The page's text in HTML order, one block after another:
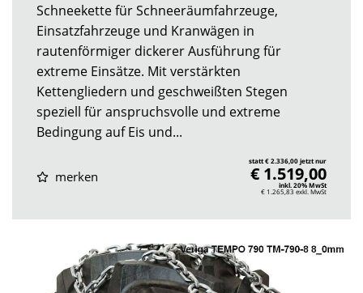
Schneekette für Schneeräumfahrzeuge,
Einsatzfahrzeuge und Kranwägen in
rautenförmiger dickerer Ausführung für
extreme Einsätze. Mit verstärkten
Kettengliedern und geschweißten Stegen
speziell für anspruchsvolle und extreme
Bedingung auf Eis und...
merken
statt € 2.336,00 jetzt nur
€ 1.519,00
inkl. 20% MwSt
€ 1.265,83 exkl. MwSt